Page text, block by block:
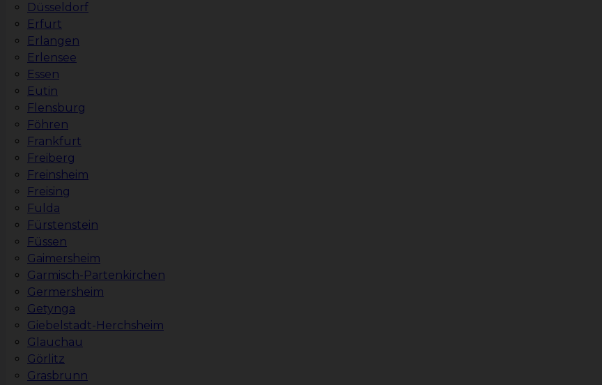
Düsseldorf
Erfurt
Erlangen
Erlensee
Essen
Eutin
Flensburg
Föhren
Frankfurt
Freiberg
Freinsheim
Freising
Fulda
Fürstenstein
Füssen
Gaimersheim
Garmisch-Partenkirchen
Germersheim
Getynga
Giebelstadt-Herchsheim
Glauchau
Görlitz
Grasbrunn